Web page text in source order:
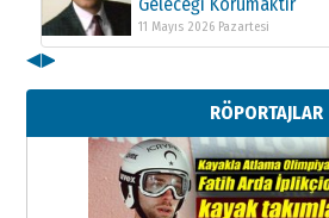
Metin Külünk: Aileyi
Geleceği Korumaktır
◀▶
RÖPORTAJLAR